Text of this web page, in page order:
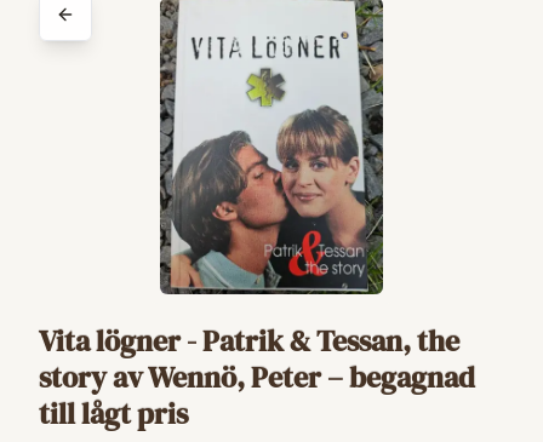
Vita lögner - Patrik & Tessan, the
story av Wennö, Peter – begagnad
till lågt pris